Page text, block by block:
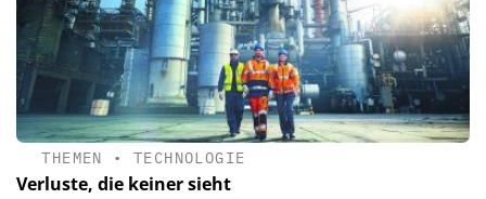
THEMEN •TECHNOLOGIE
Verluste, die keiner sieht